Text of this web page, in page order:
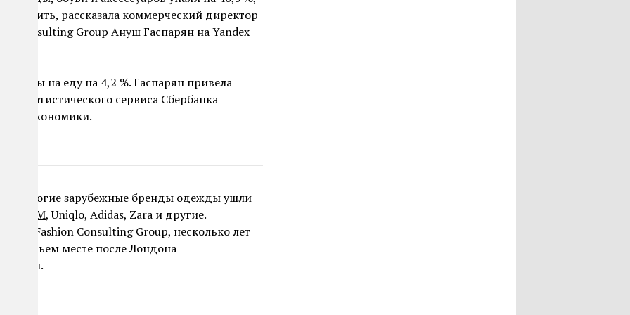
рассказала коммерческий директор
Consulting Group Ануш Гаспарян на Yandex
траты на еду на 4,2 %. Гаспарян привела
статистического сервиса Сбербанка
экономики.
многие зарубежные бренды одежды ушли
H&M, Uniqlo, Adidas, Zara и другие.
Fashion Consulting Group, несколько лет
третьем месте после Лондона